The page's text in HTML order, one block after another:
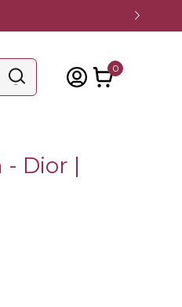
0
- Dior |